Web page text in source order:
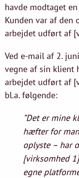
havde modtaget
Kunden var af den
arbejdet udført af
Ved e-mail af 2.
vegne af sin klient
arbejdet udført af
bl.a. følgende:
”Det er mine
hæfter for
oplyste – har
[virksomhed
egne